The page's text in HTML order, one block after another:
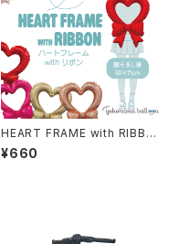
HEART FRAME with RIBBO
N ハート&リボンフレームバル
ーン
¥660